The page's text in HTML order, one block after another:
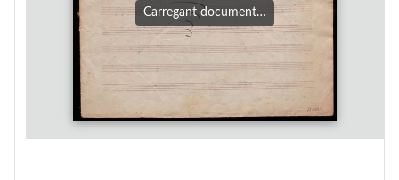
Carregant document…